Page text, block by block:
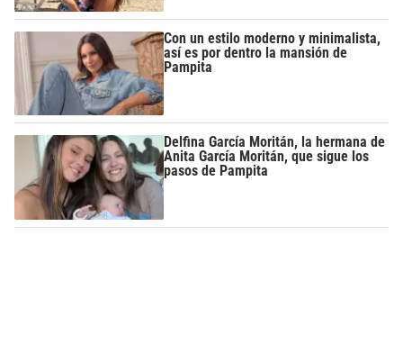
Con un estilo moderno y minimalista,
así es por dentro la mansión de
Pampita
Delfina García Moritán, la hermana de
Anita García Moritán, que sigue los
pasos de Pampita